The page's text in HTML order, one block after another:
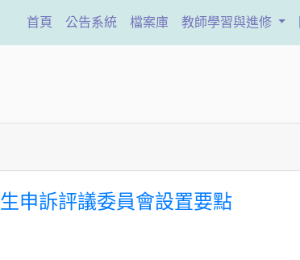
首頁(current)
公告系統 檔案庫 教師學習與進修
申訴評議委員會設置要點